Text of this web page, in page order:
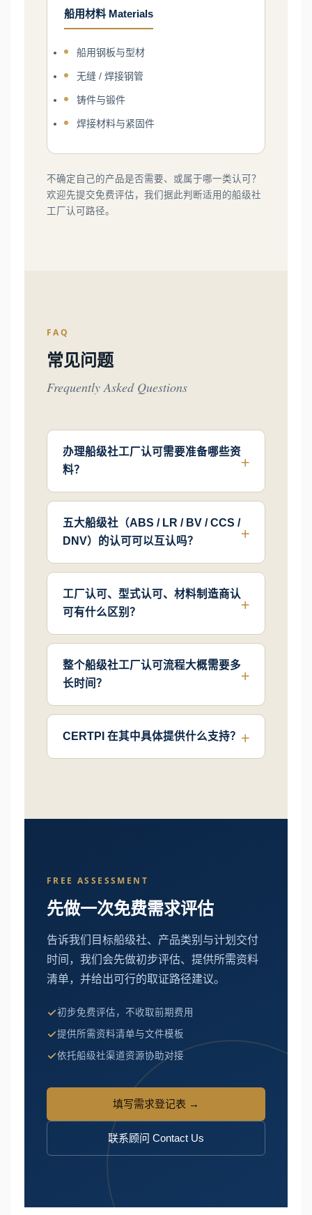
船用材料 Materials
船用钢板与型材
无缝 / 焊接钢管
铸件与锻件
焊接材料与紧固件
不确定自己的产品是否需要、或属于哪一类认可？
欢迎先提交免费评估，我们据此判断适用的船级社
工厂认可路径。
FAQ
常见问题
Frequently Asked Questions
办理船级社工厂认可需要准备哪些资
料？
五大船级社（ABS / LR / BV / CCS /
DNV）的认可可以互认吗？
工厂认可、型式认可、材料制造商认
可有什么区别？
整个船级社工厂认可流程大概需要多
长时间？
CERTPI 在其中具体提供什么支持？
FREE ASSESSMENT
先做一次免费需求评估
告诉我们目标船级社、产品类别与计划交付
时间，我们会先做初步评估、提供所需资料
清单，并给出可行的取证路径建议。
初步免费评估，不收取前期费用
提供所需资料清单与文件模板
依托船级社渠道资源协助对接
填写需求登记表 →
联系顾问 Contact Us